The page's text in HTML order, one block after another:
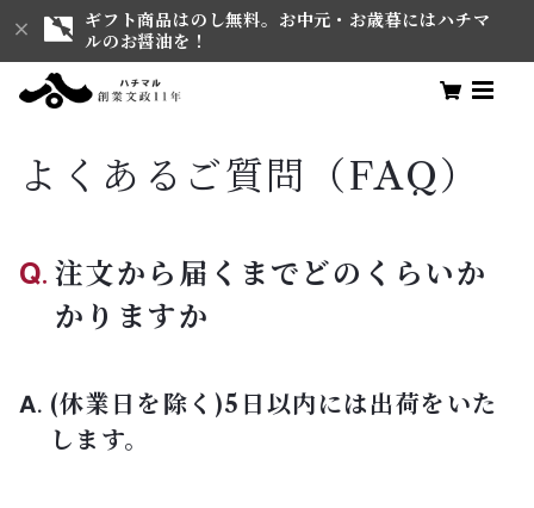
ギフト商品はのし無料。お中元・お歳暮にはハチマ
ルのお醤油を！
よくあるご質問（FAQ）
注文から届くまでどのくらいか
かりますか
(休業日を除く)5日以内には出荷をいた
します。